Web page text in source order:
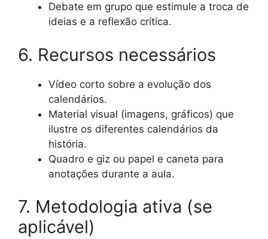
Debate em grupo que estimule a troca de
ideias e a reflexão crítica.
6. Recursos necessários
Vídeo corto sobre a evolução dos
calendários.
Material visual (imagens, gráficos) que
ilustre os diferentes calendários da
história.
Quadro e giz ou papel e caneta para
anotações durante a aula.
7. Metodologia ativa (se
aplicável)